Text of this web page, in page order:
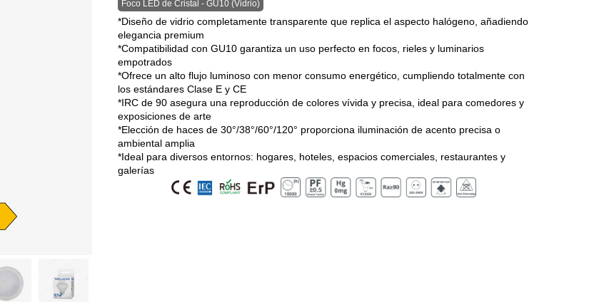
Foco LED de Cristal - GU10 (Vidrio)
*Diseño de vidrio completamente transparente que replica el aspecto halógeno, añadiendo
elegancia premium
*Compatibilidad con GU10 garantiza un uso perfecto en focos, rieles y luminarios
empotrados
*Ofrece un alto flujo luminoso con menor consumo energético, cumpliendo totalmente con
los estándares Clase E y CE
*IRC de 90 asegura una reproducción de colores vívida y precisa, ideal para comedores y
exposiciones de arte
*Elección de haces de 30°/38°/60°/120° proporciona iluminación de acento precisa o
ambiental amplia
*Ideal para diversos entornos: hogares, hoteles, espacios comerciales, restaurantes y
galerías